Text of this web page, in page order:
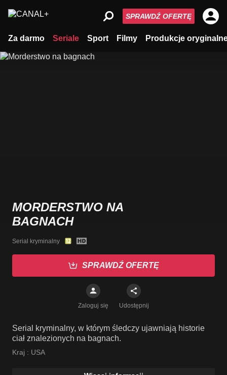
Za darmo Seriale Sport Filmy Produkcje
SPRAWDŹ OFERTĘ
MORDERSTWO NA
BAGNACH
Serial kryminalny
SPRAWDŹ OFERTĘ
Zaloguj się Udostępnij
Serial kryminalny, w którym śledczy ujawniają historie
ciał znalezionych na bagnach.
Kraj : USA